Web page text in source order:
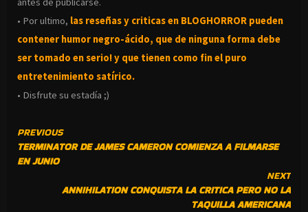
• Por ultimo, las reseñas y criticas en BLOGHORROR pueden
contener humor negro-ácido, que de ninguna forma debe
ser tomado en serio! y que tienen como fin el puro
entretenimiento satírico.
• Disfrute su estadía ;)
CONTINUE
READING
PREVIOUS
TERMINATOR DE JAMES CAMERON COMIENZA A FILMARSE
EN JUNIO
NEXT
ANNIHILATION CONQUISTA LA CRITICA PERO NO LA
TAQUILLA AMERICANA